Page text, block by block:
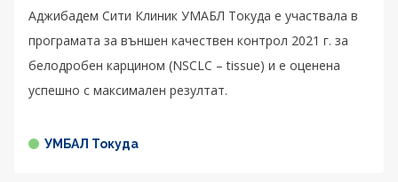
Аджибадем Сити Клиник УМАБЛ Токуда е участвала в
програмата за външен качествен контрол 2021 г. за
белодробен карцином (NSCLC – tissue) и е оценена
успешно с максимален резултат.
УМБАЛ Токуда